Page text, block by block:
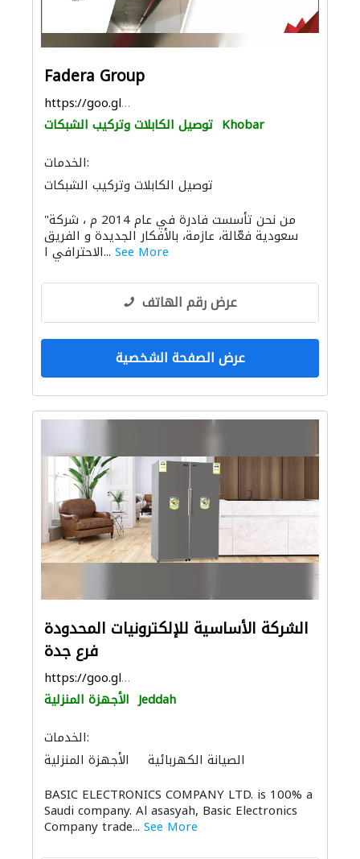
Fadera Group
https://goo.gl/maps/Qqs76BmUrD5rwcAQ7
توصيل الكابلات وتركيب الشبكات Khobar
الخدمات:
توصيل الكابلات وتركيب الشبكات
استشارات السلامة أنظمة أمن
الصيانة المعلوماتية أتمتة المنازل
مقاولون لمكافحة الحريق
"من نحن تأسست فادرة في عام 2014 م ، شركة
سعودية فعّالة، عازمة، بالأفكار الجديدة و الفريق
الاحترافي ا... See More
عرض رقم الهاتف
عرض الصفحة الشخصية
الشركة الأساسية للإلكترونيات المحدودة
فرع جدة
https://goo.gl/maps/xgPEv2m2GcWvNeEWA
الأجهزة المنزلية Jeddah
الخدمات:
الأجهزة المنزلية
الصيانة الكهربائية
الحمامات والمطابخ
إكسسوارات المطابخ والحمامات
BASIC ELECTRONICS COMPANY LTD. is 100% a
Saudi company. Al asasyah, Basic Electronics
Company trade... See More